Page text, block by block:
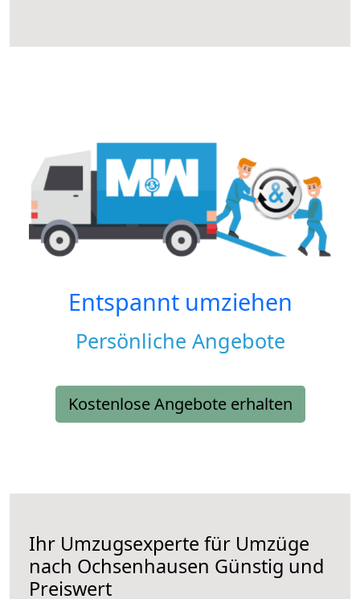
Entspannt umziehen
Persönliche Angebote
Kostenlose Angebote erhalten
Ihr Umzugsexperte für Umzüge
nach Ochsenhausen Günstig und
Preiswert